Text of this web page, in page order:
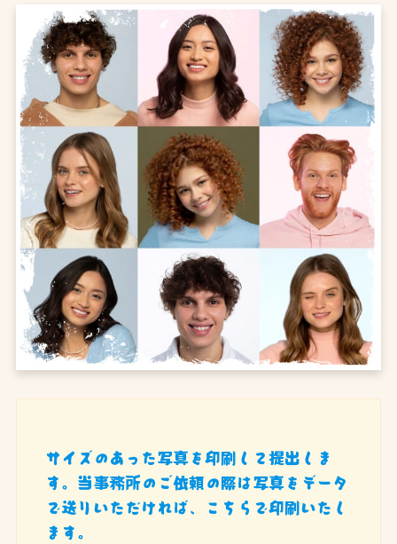
サイズのあった写真を印刷して提出しま
す。当事務所のご依頼の際は写真をデータ
で送りいただければ、こちらで印刷いたし
ます。